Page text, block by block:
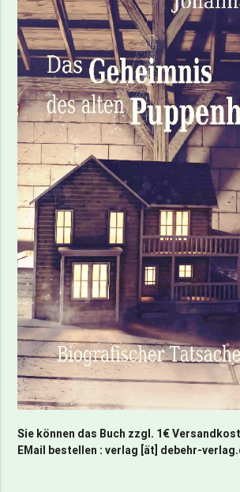
Sie können das Buch zzgl. 1€
EMail bestellen : verlag [ät] debehr-